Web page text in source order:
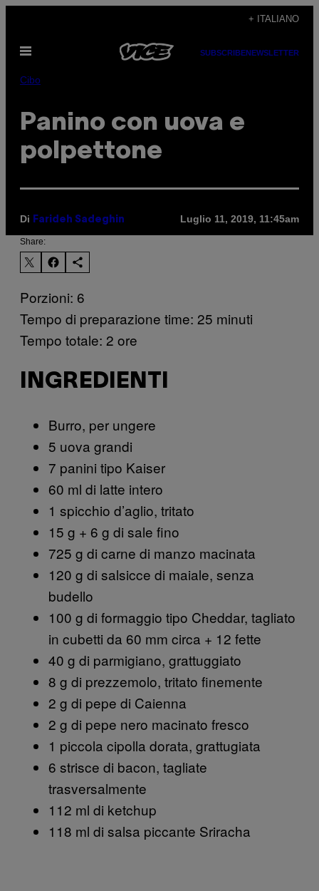
contenuto
+ ITALIANO
Apri
SUBSCRIBENEWSLETTER
Cibo
Panino con uova e
polpettone
Di Farideh Sadeghin Luglio 11, 2019, 11:45am
Share:
Porzioni: 6
Tempo di preparazione time: 25 minuti
Tempo totale: 2 ore
INGREDIENTI
Burro, per ungere
5 uova grandi
7 panini tipo Kaiser
60 ml di latte intero
1 spicchio d’aglio, tritato
15 g + 6 g di sale fino
725 g di carne di manzo macinata
120 g di salsicce di maiale, senza
budello
100 g di formaggio tipo Cheddar, tagliato
in cubetti da 60 mm circa + 12 fette
40 g di parmigiano, grattuggiato
8 g di prezzemolo, tritato finemente
2 g di pepe di Caienna
2 g di pepe nero macinato fresco
1 piccola cipolla dorata, grattugiata
6 strisce di bacon, tagliate
trasversalmente
112 ml di ketchup
118 ml di salsa piccante Sriracha